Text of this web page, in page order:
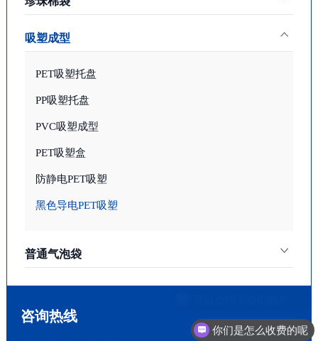
吸塑成型
PET吸塑托盘
PP吸塑托盘
PVC吸塑成型
PET吸塑盒
防静电PET吸塑
黑色导电PET吸塑
普通气泡袋
咨询热线
你们是怎么收费的呢